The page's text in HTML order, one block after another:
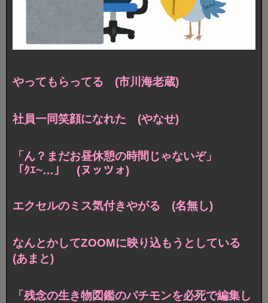
やってもらってる (市川海老蔵)
社員一同笑顔になれた (やなせ)
「ん？まだお昼休憩の時間じゃないぞ」
「ｸｴ~…」 (ヌッツォ)
エクセルのミス気付きやがる (名無し)
なんとかしてZOOMに映り込もうとしている
(あまと)
「残念の生き物図鑑のパチモンを必死で編集し